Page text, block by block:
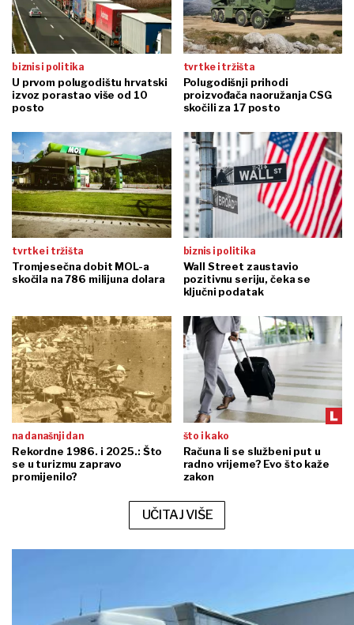
biznis i politika
U prvom polugodištu hrvatski
izvoz porastao više od 10
posto
tvrtke i tržišta
Polugodišnji prihodi
proizvođača naoružanja CSG
skočili za 17 posto
tvrtke i tržišta
Tromjesečna dobit MOL-a
skočila na 786 milijuna dolara
biznis i politika
Wall Street zaustavio
pozitivnu seriju, čeka se
ključni podatak
na današnji dan
Rekordne 1986. i 2025.: Što
se u turizmu zapravo
promijenilo?
što i kako
Računa li se službeni put u
radno vrijeme? Evo što kaže
zakon
UČITAJ VIŠE